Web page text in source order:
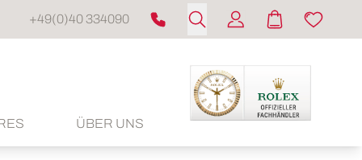
+49(0)40 334090
ÜBER UNS